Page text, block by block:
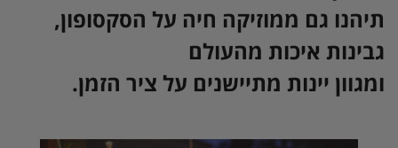
תיהנו גם ממוזיקה חיה על הסקסופון,
גבינות איכות מהעולם
ומגוון יינות מתיישנים על ציר הזמן.